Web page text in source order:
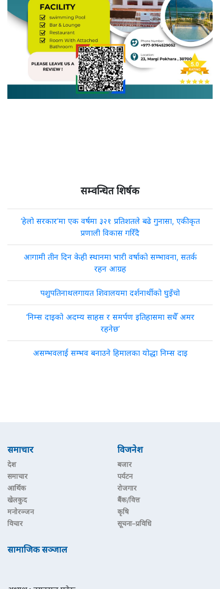
सम्वन्धित शिर्षक
‘हेलो सरकार’मा एक वर्षमा ३२१ प्रतिशतले बढे गुनासा, एकीकृत
प्रणाली विकास गरिँदै
आगामी तीन दिन केही स्थानमा भारी वर्षाको सम्भावना, सतर्क
रहन आग्रह
पशुपतिनाथलगायत शिवालयमा दर्शनार्थीको घुइँचो
‘निम्स दाइको अदम्य साहस र समर्पण इतिहासमा सधैँ अमर
रहनेछ’
असम्भवलाई सम्भव बनाउने हिमालका योद्धा निम्स दाइ
समाचार
देश
समाचार
आर्थिक
खेलकुद
मनोरञ्जन
विचार
विजनेश
बजार
पर्यटन
रोजगार
बैंक/वित्त
कृषि
सूचना–प्रविधि
सामाजिक सञ्जाल